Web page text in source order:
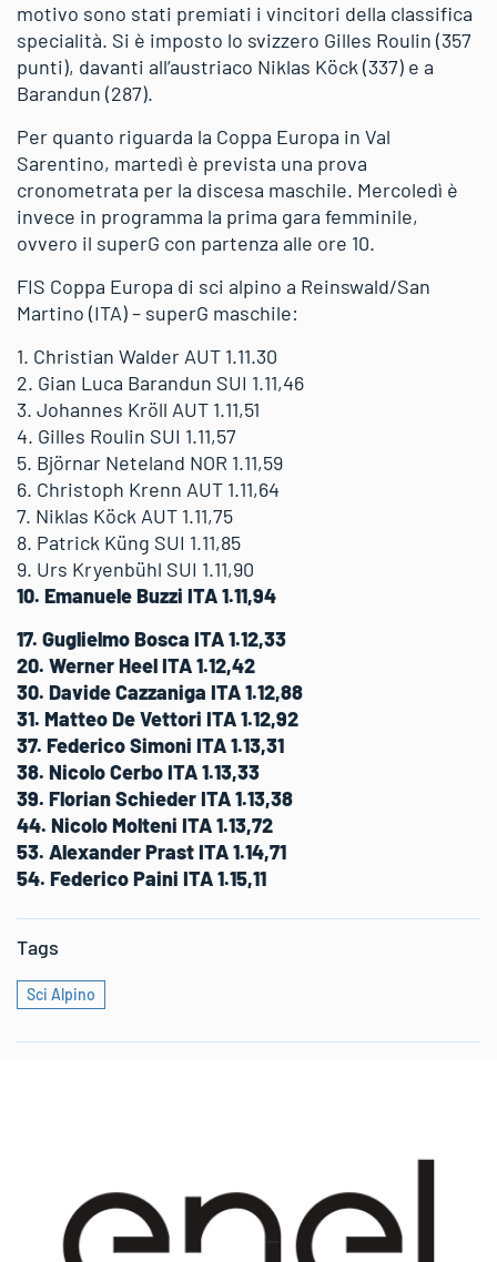
motivo sono stati premiati i vincitori della classifica
specialità. Si è imposto lo svizzero Gilles Roulin (357
punti), davanti all’austriaco Niklas Köck (337) e a
Barandun (287).
Per quanto riguarda la Coppa Europa in Val
Sarentino, martedì è prevista una prova
cronometrata per la discesa maschile. Mercoledì è
invece in programma la prima gara femminile,
ovvero il superG con partenza alle ore 10.
FIS Coppa Europa di sci alpino a Reinswald/San
Martino (ITA) – superG maschile:
1. Christian Walder AUT 1.11.30
2. Gian Luca Barandun SUI 1.11,46
3. Johannes Kröll AUT 1.11,51
4. Gilles Roulin SUI 1.11,57
5. Björnar Neteland NOR 1.11,59
6. Christoph Krenn AUT 1.11,64
7. Niklas Köck AUT 1.11,75
8. Patrick Küng SUI 1.11,85
9. Urs Kryenbühl SUI 1.11,90
10. Emanuele Buzzi ITA 1.11,94
17. Guglielmo Bosca ITA 1.12,33
20. Werner Heel ITA 1.12,42
30. Davide Cazzaniga ITA 1.12,88
31. Matteo De Vettori ITA 1.12,92
37. Federico Simoni ITA 1.13,31
38. Nicolo Cerbo ITA 1.13,33
39. Florian Schieder ITA 1.13,38
44. Nicolo Molteni ITA 1.13,72
53. Alexander Prast ITA 1.14,71
54. Federico Paini ITA 1.15,11
Tags
Sci Alpino